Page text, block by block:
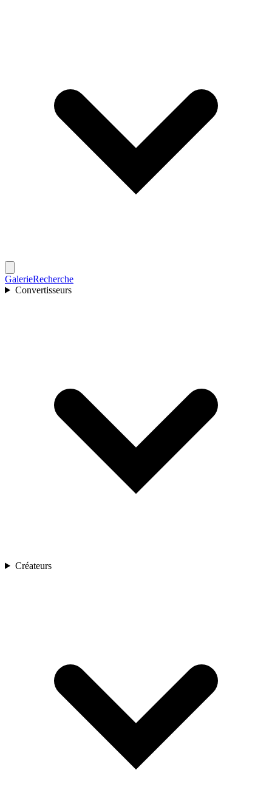
GalerieRecherche
Convertisseurs
Créateurs